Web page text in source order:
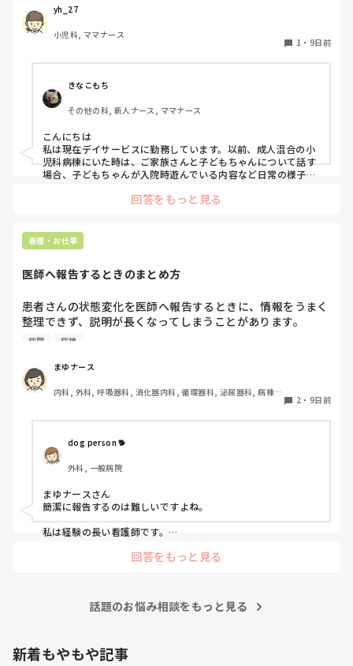
なかったのですが、転職して悩むことが増えました。自分で
伝えられない子ども多いので施設での様子を伝えようとして
も緊張して言葉がうまくでてきません。
コツや気をつけていることがあれば教えていただきたいで
yh_27
小児科, ママナース
1 ・ 9日前
きなこもち
その他の科, 新人ナース, ママナース
こんにちは
私は現在デイサービスに勤務しています。以前、成人混合の小
児科病棟にいた時は、ご家族さんと子どもちゃんについて話す
場合、子どもちゃんが入院時遊んでいる内容など日常の様子を
んその時の容態にはよりますが、、、。ご家族さんは心配なさ
回答をもっと見る
看護・お仕事
医師へ報告するときのまとめ方
患者さんの状態変化を医師へ報告するときに、情報をうまく
整理できず、説明が長くなってしまうことがあります。
SBARを意識していますが、緊張すると伝える順番が分から
のように情報を整理していますか？分かりやすく簡潔に報告
するための工夫があれば教えてください。
病院 病棟
まゆナース
内科, 外科, 呼吸器科, 消化器内科, 循環器科, 泌尿器科, 病棟,
2 ・ 9日前
dog person 🐕
外科, 一般病院
まゆナースさん
簡潔に報告するのは難しいですよね。
私は経験の長い看護師です。
これまでに報連相の研修を何回か受講したことがあります。
でしょう？
ISBARCを使って説明してみました😅
回答をもっと見る
話題のお悩み相談をもっと見る
新着もやもや記事